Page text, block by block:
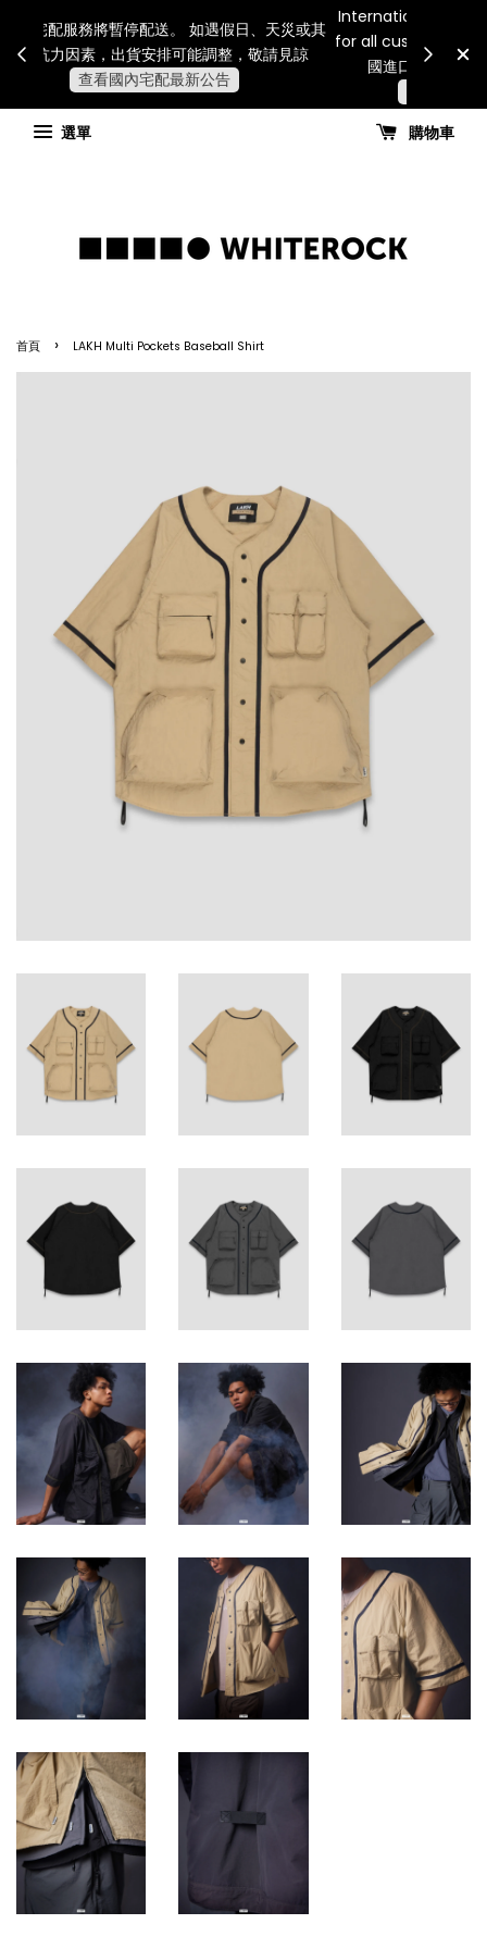
連假期間宅配服務將暫停配送。 如遇假日、天災或其
他不可抗力因素，出貨安排可能調整，敬請見諒
查看國內宅配最新公告
for all
國
選單
購物車
首頁 › LAKH Multi Pockets Baseball Shirt